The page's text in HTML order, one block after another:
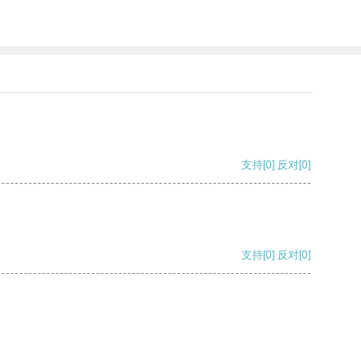
支持[0] 反对[0]
支持[0] 反对[0]